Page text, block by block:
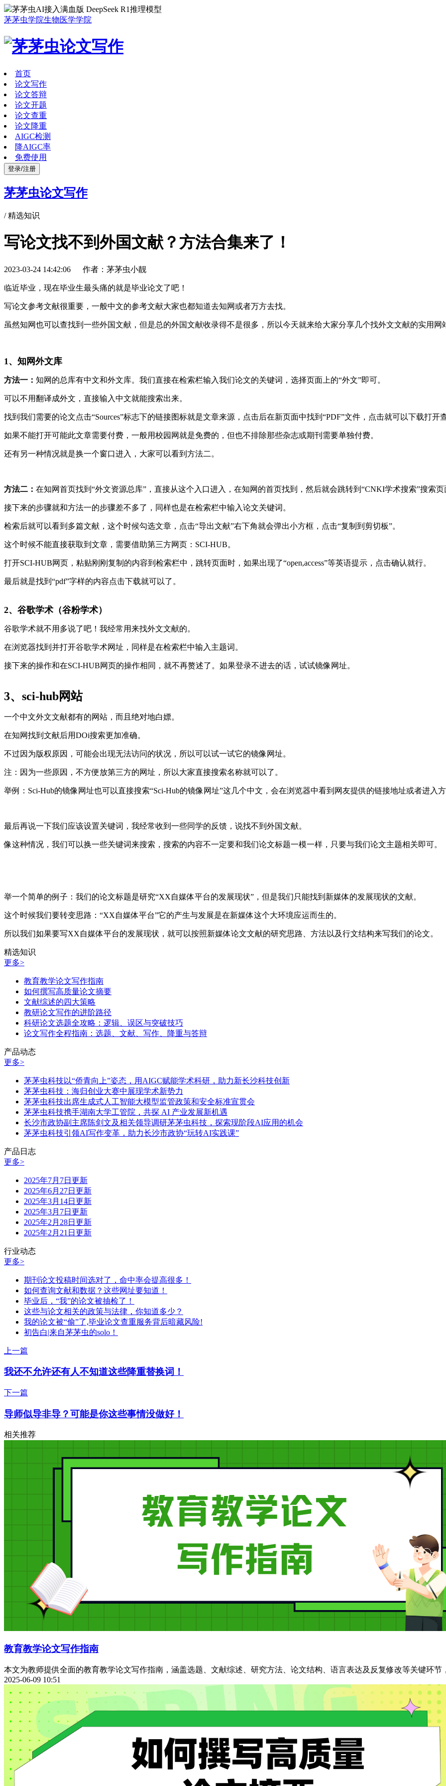
茅茅虫AI接入满血版 DeepSeek R1推理模型
茅茅虫学院生物医学学院
首页
论文写作
论文答辩
论文开题
论文查重
论文降重
AIGC检测
降AIGC率
免费使用
登录/注册
茅茅虫论文写作
/精选知识
写论文找不到外国文献？方法合集来了！
2023-03-24 14:42:06 作者：茅茅虫小靓
临近毕业，现在毕业生最头痛的就是毕业论文了吧！
写论文参考文献很重要，一般中文的参考文献大家也都知道去知网或者万方去找。
虽然知网也可以查找到一些外国文献，但是总的外国文献收录得不是很多，所以今天就来给大家分享几个找外文文献的实用网
1、知网外文库
方法一： 知网的总库有中文和外文库。我们直接在检索栏输入我们论文的关键词，选择页面上的“外文”即可。
可以不用翻译成外文，直接输入中文就能搜索出来。
找到我们需要的论文点击“Sources”标志下的链接图标就是文章来源，点击后在新页面中找到“PDF”文件，点击就可以下载打开
如果不能打开可能此文章需要付费，一般用校园网就是免费的，但也不排除那些杂志或期刊需要单独付费。
还有另一种情况就是换一个窗口进入，大家可以看到方法二。
方法二： 在知网首页找到“外文资源总库”，直接从这个入口进入，在知网的首页找到，然后就会跳转到“CNKI学术搜索”搜索页
接下来的步骤就和方法一的步骤差不多了，同样也是在检索栏中输入论文关键词。
检索后就可以看到多篇文献，这个时候勾选文章，点击“导出文献”右下角就会弹出小方框，点击“复制到剪切板”。
这个时候不能直接获取到文章，需要借助第三方网页：SCI-HUB。
打开SCI-HUB网页，粘贴刚刚复制的内容到检索栏中，跳转页面时，如果出现了“open,access”等英语提示，点击确认就行。
最后就是找到“pdf”字样的内容点击下载就可以了。
2、谷歌学术（谷粉学术）
谷歌学术就不用多说了吧！我经常用来找外文文献的。
在浏览器找到并打开谷歌学术网址，同样是在检索栏中输入主题词。
接下来的操作和在SCI-HUB网页的操作相同，就不再赘述了。如果登录不进去的话，试试镜像网址。
3、sci-hub网站
一个中文外文文献都有的网站，而且绝对地白嫖。
在知网找到文献后用DOi搜索更加准确。
不过因为版权原因，可能会出现无法访问的状况，所以可以试一试它的镜像网址。
注：因为一些原因，不方便放第三方的网址，所以大家直接搜索名称就可以了。
举例：Sci-Hub的镜像网址也可以直接搜索“Sci-Hub的镜像网址”这几个中文，会在浏览器中看到网友提供的链接地址或者进入
最后再说一下我们应该设置关键词，我经常收到一些同学的反馈，说找不到外国文献。
像这种情况，我们可以换一些关键词来搜索，搜索的内容不一定要和我们论文标题一模一样，只要与我们论文主题相关即可。
举一个简单的例子：我们的论文标题是研究“XX自媒体平台的发展现状”，但是我们只能找到新媒体的发展现状的文献。
这个时候我们要转变思路：“XX自媒体平台”它的产生与发展是在新媒体这个大环境应运而生的。
所以我们如果要写XX自媒体平台的发展现状，就可以按照新媒体论文文献的研究思路、方法以及行文结构来写我们的论文。
精选知识
更多>
教育教学论文写作指南
如何撰写高质量论文摘要
文献综述的四大策略
教研论文写作的进阶路径
科研论文选题全攻略：逻辑、误区与突破技巧
论文写作全程指南：选题、文献、写作、降重与答辩
产品动态
更多>
茅茅虫科技以“侨青向上”姿态，用AIGC赋能学术科研，助力新长沙科技创新
茅茅虫科技：海归创业大赛中展现学术新势力
茅茅虫科技出席生成式人工智能大模型监管政策和安全标准宣贯会
茅茅虫科技携手湖南大学工管院，共探 AI 产业发展新机遇
长沙市政协副主席陈剑文及相关领导调研茅茅虫科技，探索现阶段AI应用的机会
茅茅虫科技引领AI写作变革，助力长沙市政协“玩转AI实践课”
产品日志
更多>
2025年7月7日更新
2025年6月27日更新
2025年3月14日更新
2025年3月7日更新
2025年2月28日更新
2025年2月21日更新
行业动态
更多>
期刊论文投稿时间选对了，命中率会提高很多！
如何查询文献和数据？这些网址要知道！
毕业后，“我”的论文被抽检了！
这些与论文相关的政策与法律，你知道多少？
我的论文被“偷”了,毕业论文查重服务背后暗藏风险!
初告白|来自茅茅虫的solo！
上一篇
我还不允许还有人不知道这些降重替换词！
下一篇
导师似导非导？可能是你这些事情没做好！
相关推荐
教育教学论文写作指南
本文为教师提供全面的教育教学论文写作指南，涵盖选题、文献综述、研究方法、论文结构、语言表达及反复修改等关键环
2025-06-09 10:51